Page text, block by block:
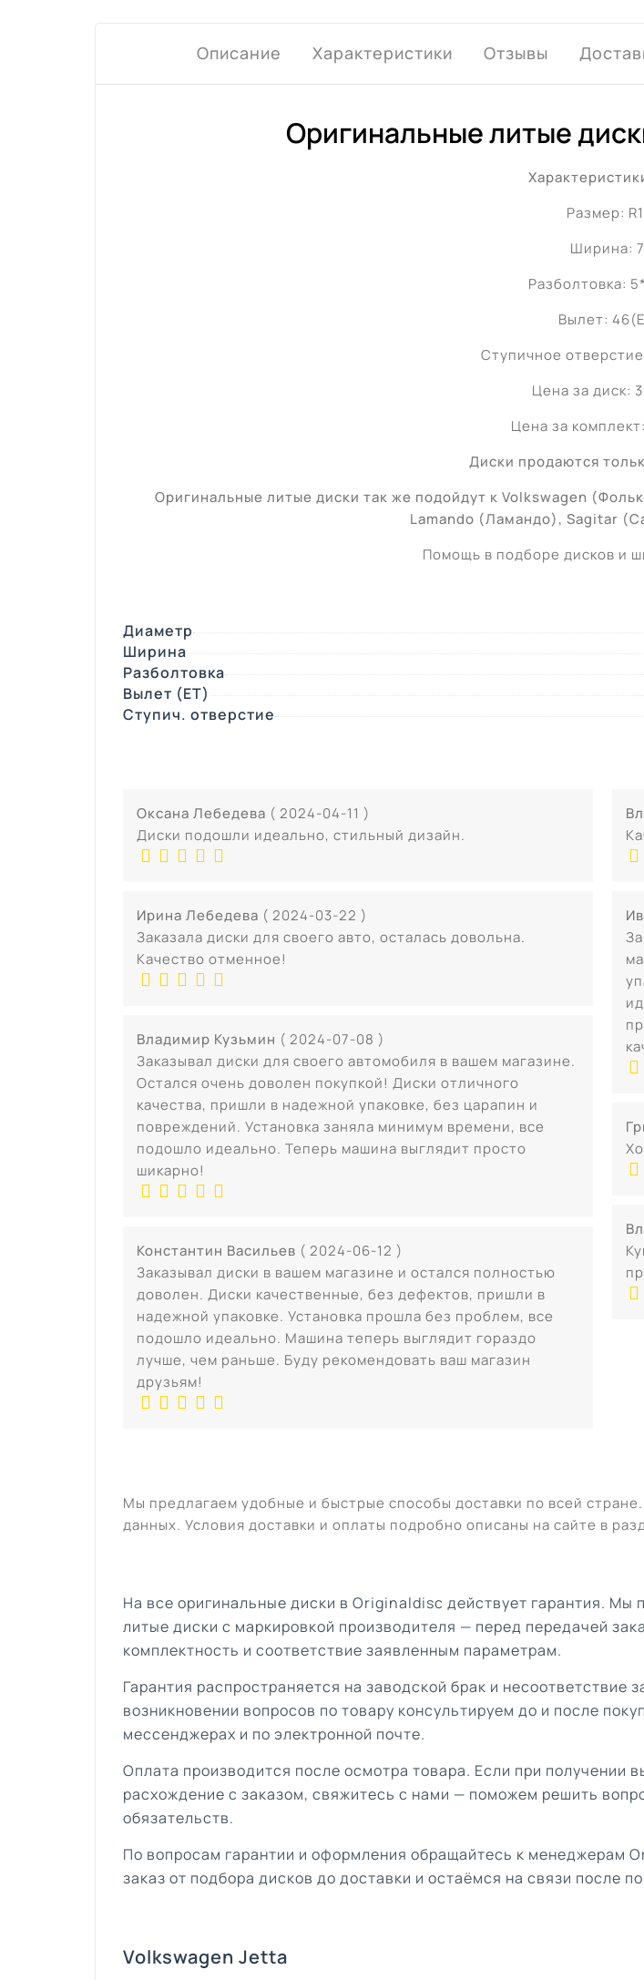
Описание Характеристики Отзывы
Оригинальные литые
Размер:
Ширина:
Разболтовка:
Вылет:
Ступичное
Цена за диск:
Цена за
Диски продаются
Оригинальные литые диски так же подойдут к Volkswagen
Lamando (Ламандо), Sagitar
Помощь в подборе дисков и
Диаметр
Ширина
Разболтовка
Вылет (ЕТ)
Ступич. отверстие
Оксана Лебедева ( 2024-04-11 )
Диски подошли идеально, стильный дизайн.
Ирина Лебедева ( 2024-03-22 )
Заказала диски для своего авто, осталась довольна.
Качество отменное!
Владимир Кузьмин ( 2024-07-08 )
Заказывал диски для своего автомобиля в вашем магазине.
Остался очень доволен покупкой! Диски отличного
качества, пришли в надежной упаковке, без царапин и
повреждений. Установка заняла минимум времени, все
подошло идеально. Теперь машина выглядит просто
шикарно!
Константин Васильев ( 2024-06-12 )
Заказывал диски в вашем магазине и остался полностью
доволен. Диски качественные, без дефектов, пришли в
надежной упаковке. Установка прошла без проблем, все
подошло идеально. Машина теперь выглядит гораздо
лучше, чем раньше. Буду рекомендовать ваш магазин
друзьям!
Мы предлагаем удобные и быстрые способы доставки по всей
данных. Условия доставки и оплаты подробно описаны на сайте в
На все оригинальные диски в Originaldisc действует гарантия. Мы
литые диски с маркировкой производителя — перед передачей
комплектность и соответствие заявленным параметрам.
Гарантия распространяется на заводской брак и несоответствие
возникновении вопросов по товару консультируем до и после
мессенджерах и по электронной почте.
Оплата производится после осмотра товара. Если при получении
расхождение с заказом, свяжитесь с нами — поможем решить
обязательств.
По вопросам гарантии и оформления обращайтесь к менеджерам
заказ от подбора дисков до доставки и остаёмся на связи после
Volkswagen Jetta